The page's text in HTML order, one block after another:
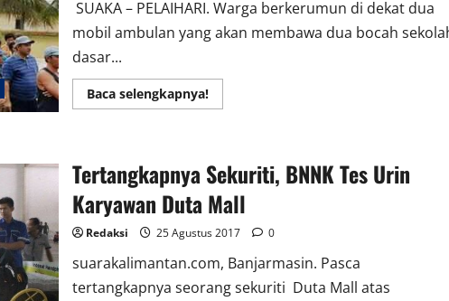
SUAKA – PELAIHARI. Warga berkerumun di dekat dua
mobil ambulan yang akan membawa dua bocah
dasar...
Baca selengkapnya!Read
more
Damit
Hulu,
Tewaskan
Dua
Bocah
SD
​Tertangkapnya Sekuriti, BNNK Tes Urin
Karyawan Duta Mall
Redaksi 25 Agustus 2017 0
suarakalimantan.com, Banjarmasin. Pasca
tertangkapnya seorang sekuriti Duta Mall atas